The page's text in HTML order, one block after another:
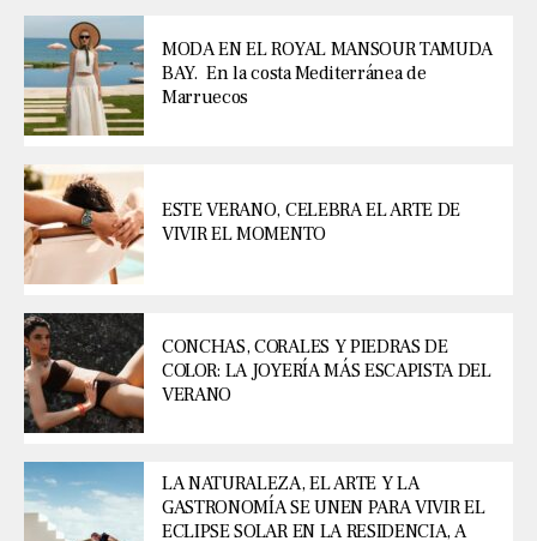
MODA EN EL ROYAL MANSOUR TAMUDA
BAY. En la costa Mediterránea de
Marruecos
ESTE VERANO, CELEBRA EL ARTE DE
VIVIR EL MOMENTO
CONCHAS, CORALES Y PIEDRAS DE
COLOR: LA JOYERÍA MÁS ESCAPISTA DEL
VERANO
LA NATURALEZA, EL ARTE Y LA
GASTRONOMÍA SE UNEN PARA VIVIR EL
ECLIPSE SOLAR EN LA RESIDENCIA, A